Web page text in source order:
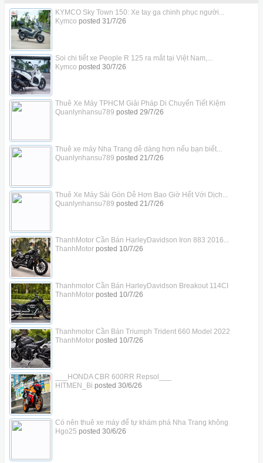
KYMCO Sky Town 150: Xe tay ga chinh phục người...
Kymco posted 31/7/26
Soi chi tiết xe People R 125 ra mắt tại Việt Nam,...
Kymco posted 30/7/26
Thuê Xe Máy TPHCM Giải Pháp Di Chuyển Tiết Kiệm
Quanlynhansu789 posted 29/7/26
Thuê xe máy Nha Trang dễ dàng hơn nếu bạn biết...
Quanlynhansu789 posted 21/7/26
Thuê Xe Máy Sài Gòn Dễ Hơn Bao Giờ Hết Với Dịch...
Quanlynhansu789 posted 21/7/26
ThanhMotor Cần Bán HarleyDavidson Iron 883 2016...
ThanhMotorposted 10/7/26
Thanhmotor Cần Bán HarleyDavidson Breakout 114CI
ThanhMotorposted 10/7/26
Thanhmotor Cần Bán Triumph Trident 660 Model 2022
ThanhMotorposted 10/7/26
___HONDA CBR 600RR Repsol___
HITMEN_Bi posted 30/6/26
Có nên thuê xe máy để tự khám phá Nha Trang không
Hgo25 posted 30/6/26